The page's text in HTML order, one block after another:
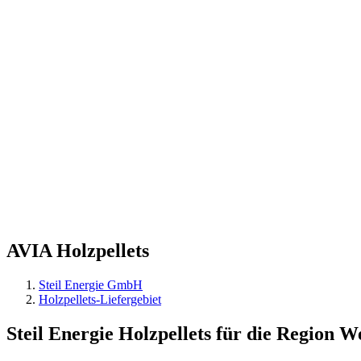
AVIA Holzpellets
Steil Energie GmbH
Holzpellets-Liefergebiet
Steil Energie Holzpellets für die Region